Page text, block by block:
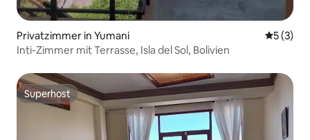
Privatzimmer in Yumani
5 (3)
Inti-Zimmer mit Terrasse, Isla del Sol, Bolivien
Superhost
Superhost